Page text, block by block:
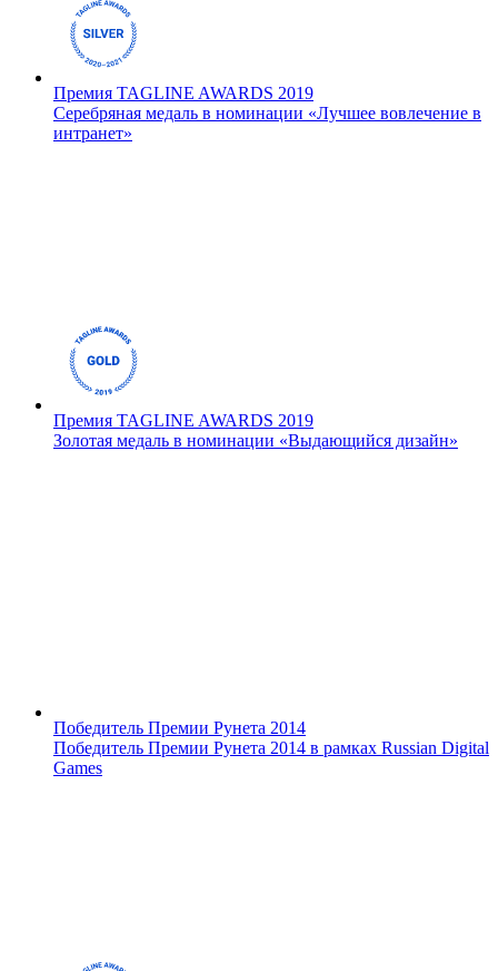
Премия TAGLINE AWARDS 2019
Серебряная медаль в номинации «Лучшее вовлечение в
интранет»
Премия TAGLINE AWARDS 2019
Золотая медаль в номинации «Выдающийся дизайн»
Победитель Премии Рунета 2014
Победитель Премии Рунета 2014 в рамках Russian Digital
Games